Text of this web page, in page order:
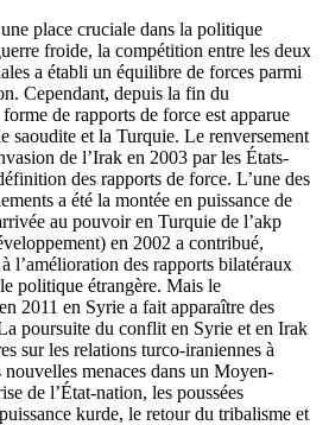
place cruciale dans la politique
froide, la compétition entre les deux
a établi un équilibre de forces parmi
Cependant, depuis la fin du
de rapports de force est apparue
saoudite et la Turquie. Le renversement
de l’Irak en 2003 par les États-
des rapports de force. L’une des
a été la montée en puissance de
au pouvoir en Turquie de l’akp
en 2002 a contribué,
l’amélioration des rapports bilatéraux
politique étrangère. Mais le
2011 en Syrie a fait apparaître des
poursuite du conflit en Syrie et en Irak
sur les relations turco-iraniennes à
nouvelles menaces dans un Moyen-
de l’État-nation, les poussées
kurde, le retour du tribalisme et